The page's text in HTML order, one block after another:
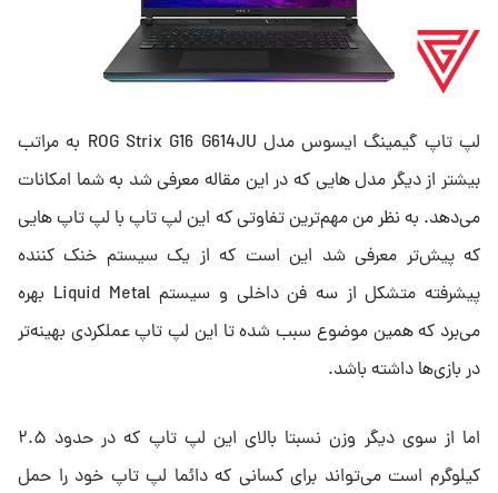
لپ تاپ گیمینگ ایسوس مدل ROG Strix G16 G614JU به مراتب
بیشتر از دیگر مدل هایی که در این مقاله معرفی شد به شما امکانات
می‌دهد. به نظر من مهم‌ترین تفاوتی که این لپ تاپ با لپ تاپ هایی
که پیش‌تر معرفی شد این است که از یک سیستم خنک کننده
پیشرفته متشکل از سه فن داخلی و سیستم Liquid Metal بهره
می‌برد که همین موضوع سبب شده تا این لپ تاپ عملکردی بهینه‌تر
در بازی‌ها داشته باشد.
اما از سوی دیگر وزن نسبتا بالای این لپ تاپ که در حدود ۲.۵
کیلوگرم است می‌تواند برای کسانی که دائما لپ تاپ خود را حمل